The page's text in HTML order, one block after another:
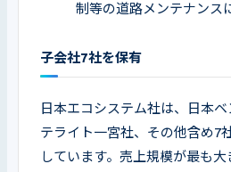
制等の道路メンテナンス
子会社7社を保有
日本エコシステム社は、日本
テライト一宮社、その他含め7
しています。売上規模が最も